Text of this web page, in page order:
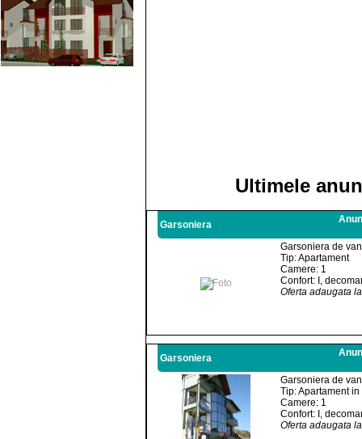
Ultimele
Garsoniera
Garsoniera de
Tip: Apartament
Camere: 1
Confort: I,
Oferta adaugata
Garsoniera
Garsoniera de
Tip: Apartament in
Camere: 1
Confort: I,
Oferta adaugata